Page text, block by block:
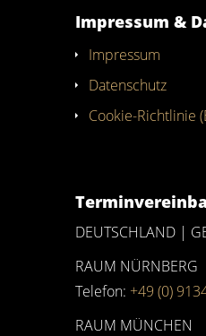
Impressum &
Impressum
Datenschutz
Cookie-Richtlinie
DEUTSCHLAND |
RAUM NÜRNBERG
Telefon: +49 (0)
RAUM MÜNCHEN